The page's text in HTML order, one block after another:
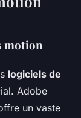
motion
logiciels de
Adobe
un vaste